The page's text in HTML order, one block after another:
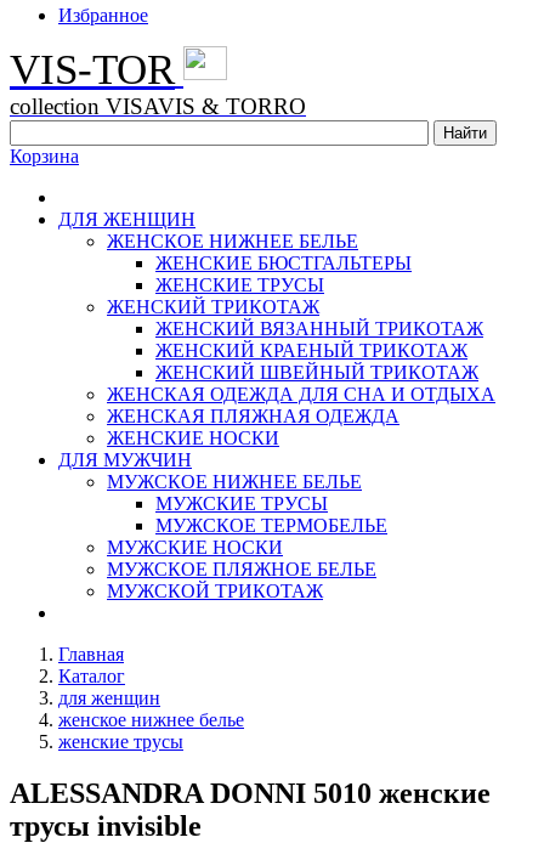
Избранное
VIS-TOR
collection VISAVIS & TORRO
Корзина
ДЛЯ ЖЕНЩИН
ЖЕНСКОЕ НИЖНЕЕ БЕЛЬЕ
ЖЕНСКИЕ БЮСТГАЛЬТЕРЫ
ЖЕНСКИЕ ТРУСЫ
ЖЕНСКИЙ ТРИКОТАЖ
ЖЕНСКИЙ ВЯЗАННЫЙ ТРИКОТАЖ
ЖЕНСКИЙ КРАЕНЫЙ ТРИКОТАЖ
ЖЕНСКИЙ ШВЕЙНЫЙ ТРИКОТАЖ
ЖЕНСКАЯ ОДЕЖДА ДЛЯ СНА И ОТДЫХА
ЖЕНСКАЯ ПЛЯЖНАЯ ОДЕЖДА
ЖЕНСКИЕ НОСКИ
ДЛЯ МУЖЧИН
МУЖСКОЕ НИЖНЕЕ БЕЛЬЕ
МУЖСКИЕ ТРУСЫ
МУЖСКОЕ ТЕРМОБЕЛЬЕ
МУЖСКИЕ НОСКИ
МУЖСКОЕ ПЛЯЖНОЕ БЕЛЬЕ
МУЖСКОЙ ТРИКОТАЖ
Главная
Каталог
для женщин
женское нижнее белье
женские трусы
ALESSANDRA DONNI 5010 женские
трусы invisible